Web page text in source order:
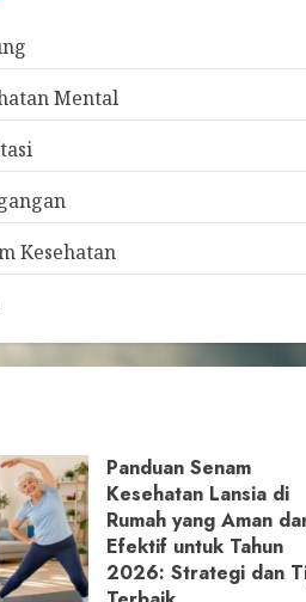
Mental
Kesehatan
Panduan Senam
Kesehatan Lansia di
Rumah yang Aman
Efektif untuk Tahun
2026: Strategi dan